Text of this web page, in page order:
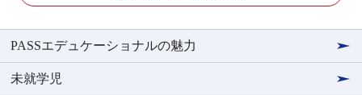
PASSエデュケーショナルの魅力
未就学児